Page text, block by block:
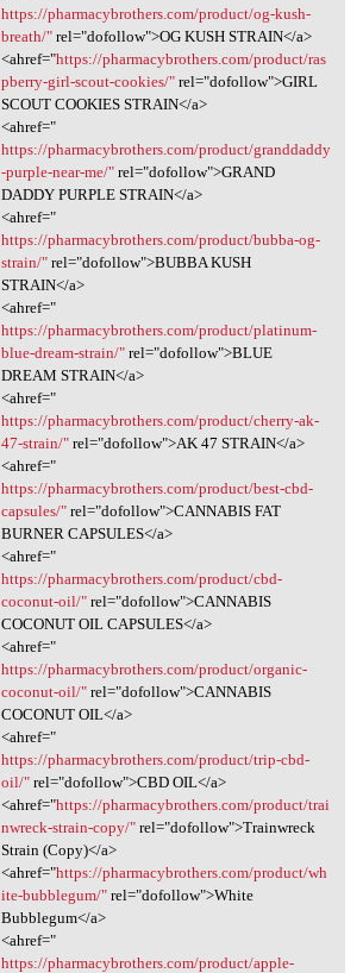
https://pharmacybrothers.com/product/og-kush-
breath/"rel="dofollow">OG KUSH STRAIN</a>
<ahref="https://pharmacybrothers.com/product/ras
pberry-girl-scout-cookies/"rel="dofollow">GIRL
SCOUT COOKIES STRAIN</a>
<ahref="
https://pharmacybrothers.com/product/granddaddy
-purple-near-me/"rel="dofollow">GRAND
DADDY PURPLE STRAIN</a>
<ahref="
https://pharmacybrothers.com/product/bubba-og-
strain/"rel="dofollow">BUBBA KUSH
STRAIN</a>
<ahref="
https://pharmacybrothers.com/product/platinum-
blue-dream-strain/"rel="dofollow">BLUE
DREAM STRAIN</a>
<ahref="
https://pharmacybrothers.com/product/cherry-ak-
47-strain/"rel="dofollow">AK 47 STRAIN</a>
<ahref="
https://pharmacybrothers.com/product/best-cbd-
capsules/"rel="dofollow">CANNABIS FAT
BURNER CAPSULES</a>
<ahref="
https://pharmacybrothers.com/product/cbd-
coconut-oil/"rel="dofollow">CANNABIS
COCONUT OIL CAPSULES</a>
<ahref="
https://pharmacybrothers.com/product/organic-
coconut-oil/"rel="dofollow">CANNABIS
COCONUT OIL</a>
<ahref="
https://pharmacybrothers.com/product/trip-cbd-
oil/"rel="dofollow">CBD OIL</a>
<ahref="https://pharmacybrothers.com/product/trai
nwreck-strain-copy/"rel="dofollow">Trainwreck
Strain (Copy)</a>
<ahref="https://pharmacybrothers.com/product/wh
ite-bubblegum/"rel="dofollow">White
Bubblegum</a>
<ahref="
https://pharmacybrothers.com/product/apple-